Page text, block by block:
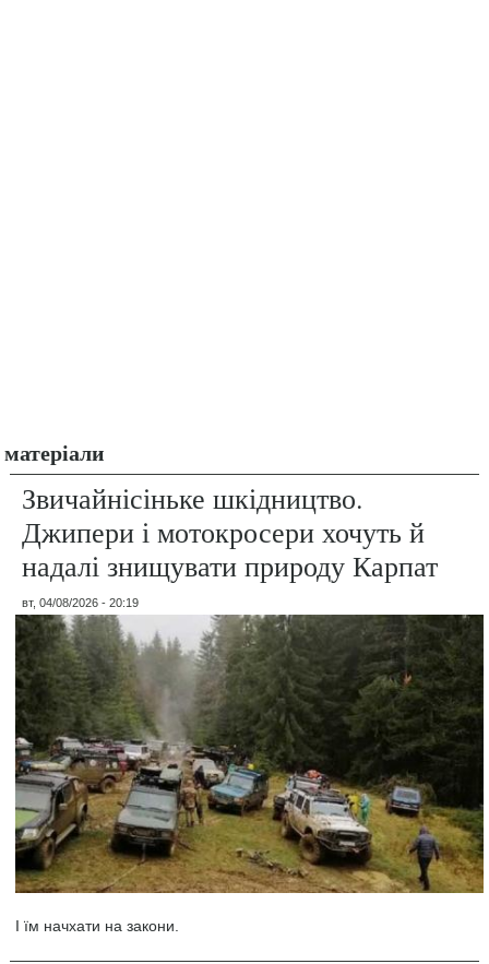
матеріали
Звичайнісіньке шкідництво.
Джипери і мотокросери хочуть й
надалі знищувати природу Карпат
вт, 04/08/2026 - 20:19
І їм начхати на закони.